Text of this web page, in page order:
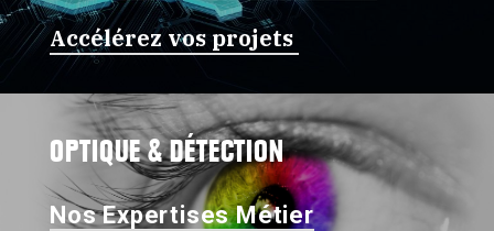
Accélérez vos projets
OPTIQUE & DÉTECTION
Nos Expertises Métier